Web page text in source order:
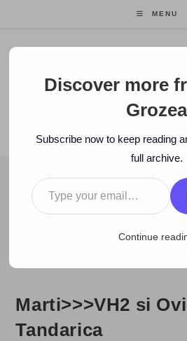
MENU
Florin
ENTREPRENEUR.
BLOG
2006 > November > 15 > Zi de zi
Marti>>>VH2 si
Tandarica
Discover more
Grozea
Subscribe now to keep reading
full archive.
Type your email…
Continue